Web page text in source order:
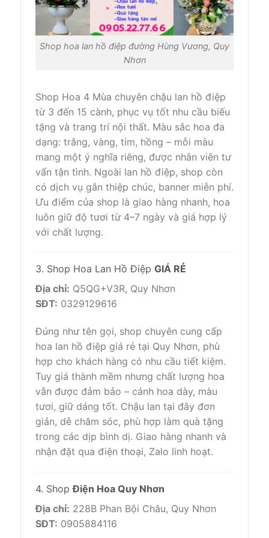
Shop hoa lan hồ điệp đường Hùng Vương, Quy
Nhơn
Shop Hoa 4 Mùa chuyên chậu lan hồ điệp
từ 3 đến 15 cành, phục vụ tốt nhu cầu biếu
tặng và trang trí nội thất. Màu sắc hoa đa
dạng: trắng, vàng, tím, hồng – mỗi màu
mang một ý nghĩa riêng, được nhân viên tư
vấn tận tình. Ngoài lan hồ điệp, shop còn
có dịch vụ gắn thiệp chúc, banner miễn phí.
Ưu điểm của shop là giao hàng nhanh, hoa
luôn giữ độ tươi từ 4–7 ngày và giá hợp lý
với chất lượng.
3. Shop Hoa Lan Hồ Điệp GIÁ RẺ
Địa chỉ: Q5QG+V3R, Quy Nhơn
SĐT: 0329129616
Đúng như tên gọi, shop chuyên cung cấp
hoa lan hồ điệp giá rẻ tại Quy Nhơn, phù
hợp cho khách hàng có nhu cầu tiết kiệm.
Tuy giá thành mềm nhưng chất lượng hoa
vẫn được đảm bảo – cánh hoa dày, màu
tươi, giữ dáng tốt. Chậu lan tại đây đơn
giản, dễ chăm sóc, phù hợp làm quà tặng
trong các dịp bình dị. Giao hàng nhanh và
nhận đặt qua điện thoại, Zalo linh hoạt.
4. ShopĐiện Hoa Quy Nhơn
Địa chỉ: 228B Phan Bội Châu, Quy Nhơn
SĐT: 0905884116